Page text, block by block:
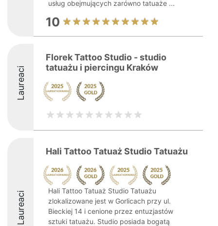
usług obejmujących zarówno tatuaże ...
10
Laureaci
Florek Tattoo Studio - studio
tatuażu i piercingu Kraków
Laureaci
Hali Tattoo Tatuaż Studio Tatuażu
Hali Tattoo Tatuaż Studio Tatuażu
zlokalizowane jest w Gorlicach przy ul.
Bieckiej 14 i cenione przez entuzjastów
sztuki tatuażu. Studio posiada bogatą